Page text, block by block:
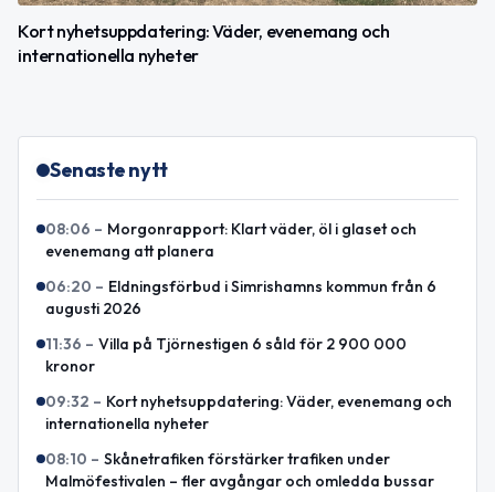
Kort nyhetsuppdatering: Väder, evenemang och
internationella nyheter
Senaste nytt
08:06 – Morgonrapport: Klart väder, öl i glaset och
evenemang att planera
06:20 – Eldningsförbud i Simrishamns kommun från 6
augusti 2026
11:36 – Villa på Tjörnestigen 6 såld för 2 900 000
kronor
09:32 – Kort nyhetsuppdatering: Väder, evenemang och
internationella nyheter
08:10 – Skånetrafiken förstärker trafiken under
Malmöfestivalen – fler avgångar och omledda bussar